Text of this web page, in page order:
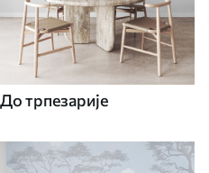
До трпезарије